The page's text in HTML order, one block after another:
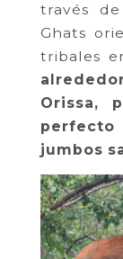
través
Ghats
tribales
Orissa,
jumbos